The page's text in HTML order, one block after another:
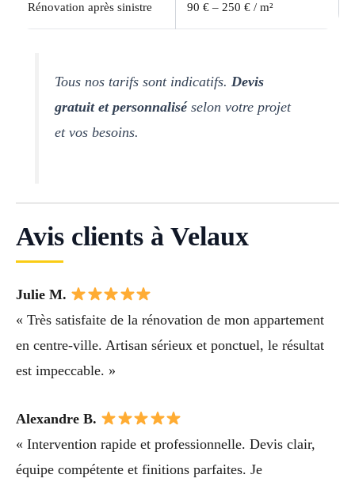
Rénovation après sinistre 90 € – 250 € / m²
Tous nos tarifs sont indicatifs.Devis
gratuit et personnaliséselon votre projet
et vos besoins.
Avis clients à Velaux
Julie M.
« Très satisfaite de la rénovation de mon appartement
en centre-ville. Artisan sérieux et ponctuel, le résultat
est impeccable. »
Alexandre B.
« Intervention rapide et professionnelle. Devis clair,
équipe compétente et finitions parfaites. Je